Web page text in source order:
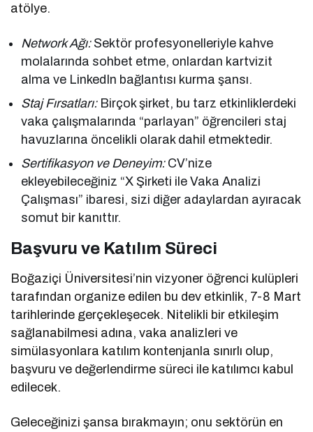
atölye.
Network Ağı: Sektör profesyonelleriyle kahve
molalarında sohbet etme, onlardan kartvizit
alma ve LinkedIn bağlantısı kurma şansı.
Staj Fırsatları:Birçok şirket, bu tarz etkinliklerdeki
vaka çalışmalarında “parlayan” öğrencileri staj
havuzlarına öncelikli olarak dahil etmektedir.
Sertifikasyon ve Deneyim: CV’nize
ekleyebileceğiniz “X Şirketi ile Vaka Analizi
Çalışması” ibaresi, sizi diğer adaylardan ayıracak
somut bir kanıttır.
Başvuru ve Katılım Süreci
Boğaziçi Üniversitesi’nin vizyoner öğrenci kulüpleri
tarafından organize edilen bu dev etkinlik, 7-8 Mart
tarihlerinde gerçekleşecek. Nitelikli bir etkileşim
sağlanabilmesi adına, vaka analizleri ve
simülasyonlara katılım kontenjanla sınırlı olup,
başvuru ve değerlendirme süreci ile katılımcı kabul
edilecek.
Geleceğinizi şansa bırakmayın; onu sektörün en